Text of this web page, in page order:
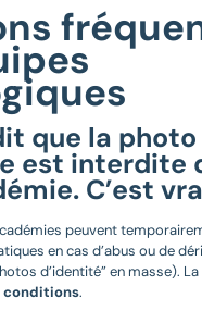
que la photo
est interdite
C’est
peuvent
en cas d’abus ou de
d’identité” en masse).
conditions.